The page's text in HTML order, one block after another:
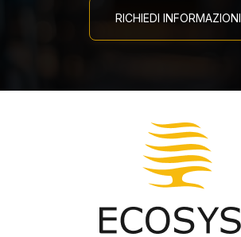
RICHIEDI INFORMAZIONI